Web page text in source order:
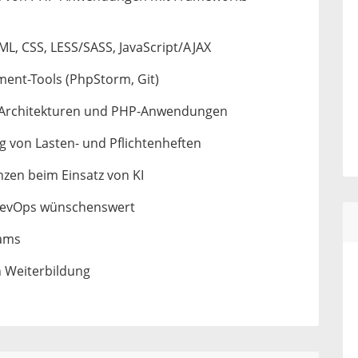
CSS, LESS/SASS, JavaScript/AJAX
Tools (PhpStorm, Git)
und PHP-Anwendungen
von Lasten- und Pflichtenheften
beim Einsatz von KI
wünschenswert
Weiterbildung